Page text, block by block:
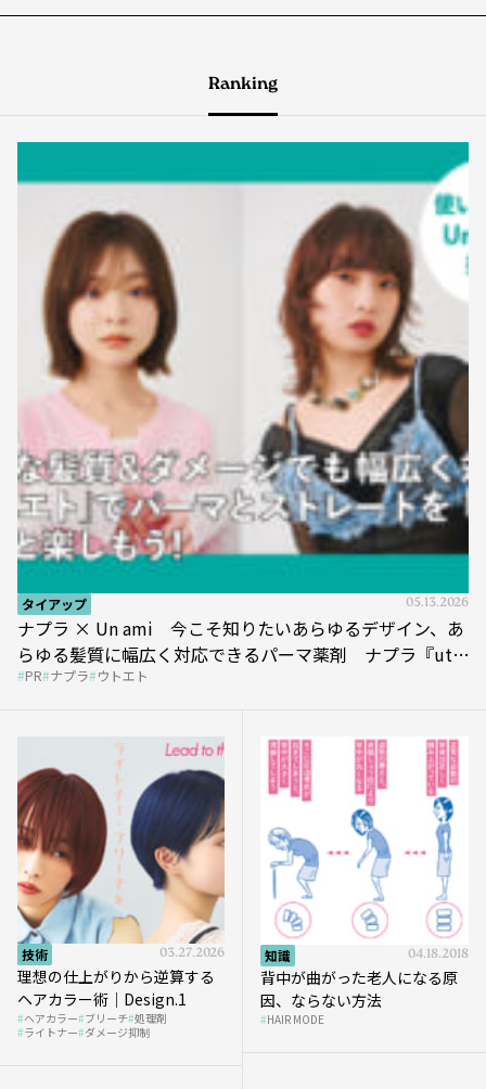
Ranking
タイアップ 05.13.2026
ナプラ × Un ami 今こそ知りたいあらゆるデザイン、あ
らゆる髪質に幅広く対応できるパーマ薬剤 ナプラ『ut-
et』
PR ナプラ ウトエト
技術 03.27.2026
理想の仕上がりから逆算する
ヘアカラー術｜Design.1
ヘアカラー ブリーチ 処理剤
ライトナー ダメージ抑制
知識 04.18.2018
背中が曲がった老人になる原
因、ならない方法
HAIR MODE